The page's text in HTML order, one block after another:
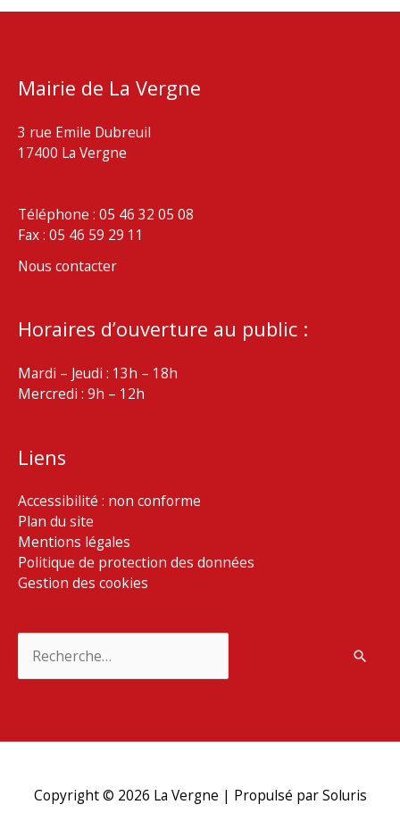
Mairie de La Vergne
3 rue Emile Dubreuil
17400 La Vergne
Téléphone : 05 46 32 05 08
Fax : 05 46 59 29 11
Nous contacter
Horaires d’ouverture au public :
Mardi – Jeudi : 13h – 18h
Mercredi : 9h – 12h
Liens
Accessibilité : non conforme
Plan du site
Mentions légales
Politique de protection des données
Gestion des cookies
Copyright © 2026 La Vergne | Propulsé par Soluris